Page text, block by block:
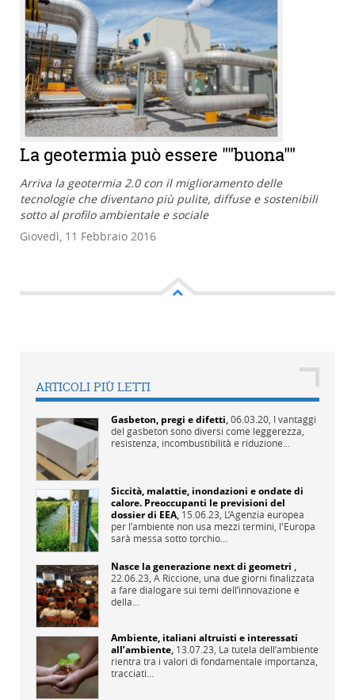
La geotermia può essere ""buona""
Arriva la geotermia 2.0 con il miglioramento delle
tecnologie che diventano più pulite, diffuse e sostenibili
sotto al profilo ambientale e sociale
Giovedì, 11 Febbraio 2016
ARTICOLI PIÙ LETTI
Gasbeton, pregi e difetti,06.03.20, I vantaggi
del gasbeton sono diversi come leggerezza,
resistenza, incombustibilità e riduzione...
Siccità, malattie, inondazioni e ondate di
calore. Preoccupanti le previsioni del
dossier di EEA, 15.06.23, L’Agenzia europea
per l’ambiente non usa mezzi termini, l'Europa
sarà messa sotto torchio...
Nasce la generazione next di geometri ,
22.06.23, A Riccione, una due giorni finalizzata
a fare dialogare sui temi dell’innovazione e
della...
Ambiente, italiani altruisti e interessati
all’ambiente, 13.07.23, La tutela dell’ambiente
rientra tra i valori di fondamentale importanza,
tracciati...